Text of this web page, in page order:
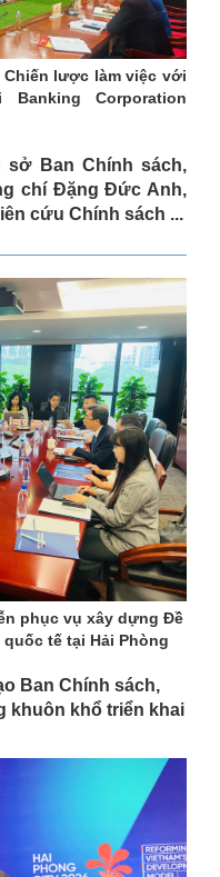
lược làm việc với
Banking Corporation
sở Ban Chính sách,
chí Đặng Đức Anh,
cứu Chính sách ...
phục vụ xây dựng Đề
tế tại Hải Phòng
Ban Chính sách,
khuôn khổ triển khai